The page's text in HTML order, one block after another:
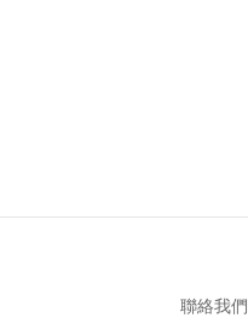
聯絡我們